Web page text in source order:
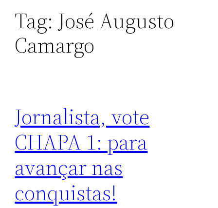
Tag: José Augusto
Camargo
Jornalista, vote
CHAPA 1: para
avançar nas
conquistas!